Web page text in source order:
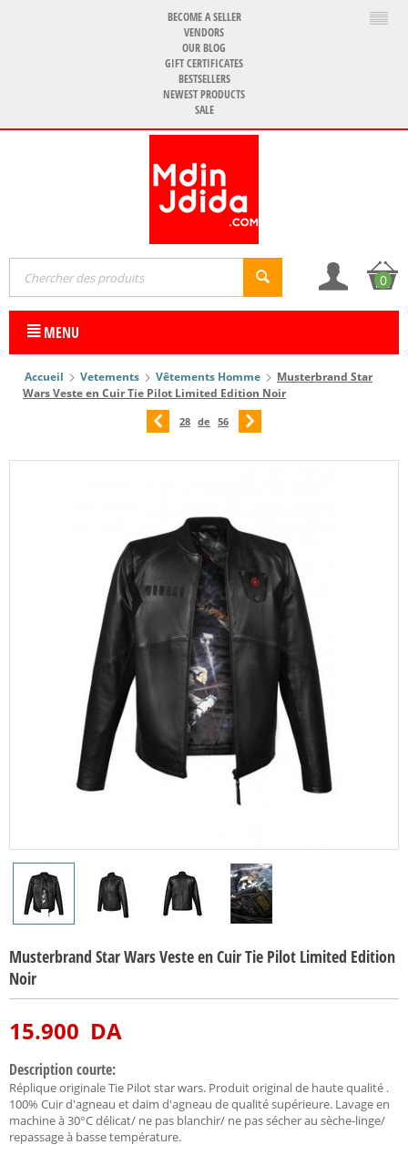
BECOME A SELLER
VENDORS
OUR BLOG
GIFT CERTIFICATES
BESTSELLERS
NEWEST PRODUCTS
SALE
0
MENU
Accueil Vetements Vêtements Homme
Musterbrand Star
Wars Veste en Cuir Tie Pilot Limited Edition Noir
28 de 56
Musterbrand Star Wars Veste en Cuir Tie Pilot Limited Edition
Noir
15.900 DA
Description courte:
Réplique originale Tie Pilot star wars. Produit original de haute qualité .
100% Cuir d'agneau et daim d'agneau de qualité supérieure. Lavage en
machine à 30°C délicat/ ne pas blanchir/ ne pas sécher au sèche-linge/
repassage à basse température.